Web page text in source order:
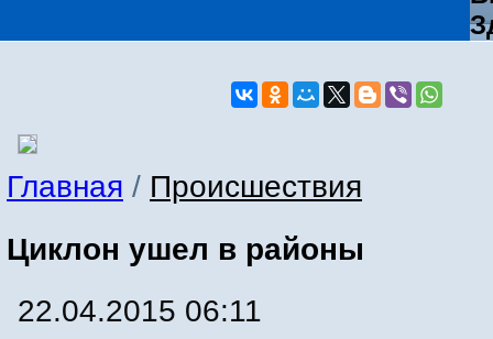
Главная / Происшествия
Циклон ушел в районы
22.04.2015 06:11